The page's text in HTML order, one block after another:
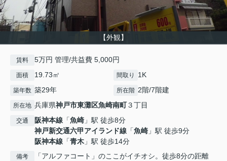
【外観】
賃料 5万円 管理/共益費 5,000円
面積 19.73㎡ 間取り 1K
築年数 築29年 所在階 2階/7階建
所在地 兵庫県神戸市東灘区魚崎南町３丁目
交通 阪神本線 「魚崎 」駅 徒歩8分
神戸新交通六甲アイランド線 「魚崎 」駅 徒歩9分
阪神本線 「青木 」駅 徒歩14分
備考
「アルファコート」のここがイチオシ。徒歩8分の距離